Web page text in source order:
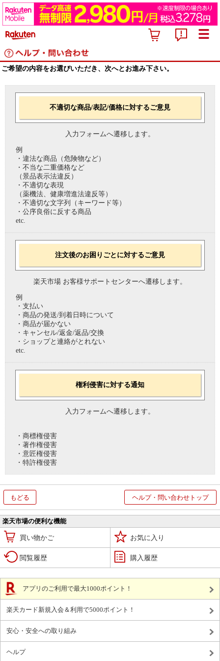
ご希望の内容をお選びいただき、次へとお進み下さい。
不適切な商品/表記/価格に対するご意見
入力フォームへ遷移します。
例
・違法な商品（危険物など）
・不当な二重価格など
（景品表示法違反）
・不適切な表現
（薬機法、健康増進法違反等）
・不適切な文字列（キーワード等）
・公序良俗に反する商品
etc.
注文後のお困りごとに対するご意見
楽天市場 お客様サポートセンターへ遷移します。
例
・支払い
・商品の発送/到着日時について
・商品が届かない
・キャンセル/返金/返品/交換
・ショップと連絡がとれない
etc.
権利侵害に対する通知
入力フォームへ遷移します。
・商標権侵害
・著作権侵害
・意匠権侵害
・特許権侵害
もどる ヘルプ・問い合わせトップ
楽天市場の便利な機能
買い物かご お気に入り
閲覧履歴 購入履歴
アプリのご利用で最大1000ポイント！
楽天カード新規入会＆利用で5000ポイント！
安心・安全への取り組み
ヘルプ